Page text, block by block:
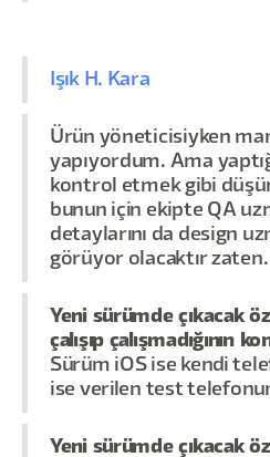
Işık H. Kara
Ürün yöneticisiyken
yapıyordum. Ama
kontrol etmek gibi
bunun için ekipte QA
detaylarını da design
görüyor olacaktır zaten.
Yeni sürümde çıkacak
çalışıp çalışmadığının
Sürüm iOS ise kendi
ise verilen test
Yeni sürümde çıkacak